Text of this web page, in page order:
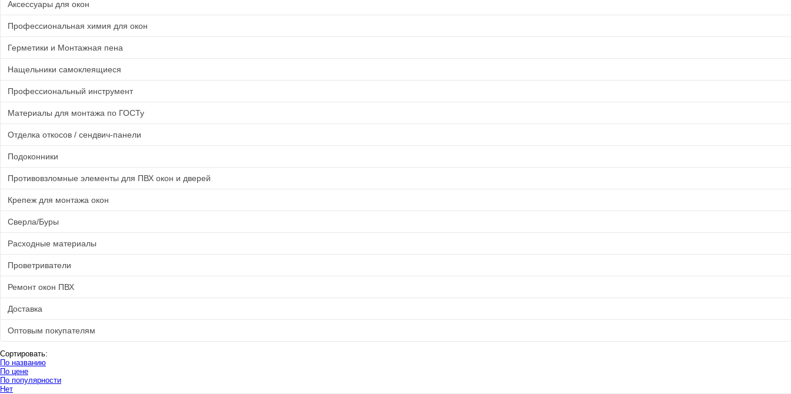
Аксессуары для окон
Профессиональная химия для окон
Герметики и Монтажная пена
Нащельники самоклеящиеся
Профессиональный инструмент
Материалы для монтажа по ГОСТу
Отделка откосов / сендвич-панели
Подоконники
Противовзломные элементы для ПВХ окон и дверей
Крепеж для монтажа окон
Сверла/Буры
Расходные материалы
Проветриватели
Ремонт окон ПВХ
Доставка
Оптовым покупателям
Сортировать:
По названию
По цене
По популярности
Нет